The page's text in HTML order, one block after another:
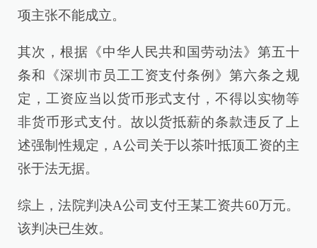
项主张不能成立。
其次，根据《中华人民共和国劳动法》第五十
条和《深圳市员工工资支付条例》第六条之规
定，工资应当以货币形式支付，不得以实物等
非货币形式支付。故以货抵薪的条款违反了上
述强制性规定，A公司关于以茶叶抵顶工资的主
张于法无据。
综上，法院判决A公司支付王某工资共60万元。
该判决已生效。